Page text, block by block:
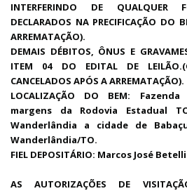
INTERFERINDO DE QUALQUER
DECLARADOS NA PRECIFICAÇÃO DO
ARREMATAÇÃO).
DEMAIS DÉBITOS, ÔNUS E
ITEM 04 DO EDITAL DE
CANCELADOS APÓS A ARREMATAÇÃO).
LOCALIZAÇÃO DO BEM:
margens da Rodovia Estadual
Wanderlândia a cidade de
Wanderlândia/TO.
FIEL DEPOSITÁRIO: Marcos José
AS AUTORIZAÇÕES DE